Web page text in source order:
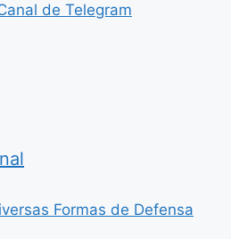
de Telegram
Formas de Defensa